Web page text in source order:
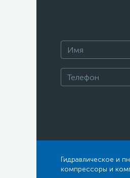
Гидравлическое и
компрессоры и